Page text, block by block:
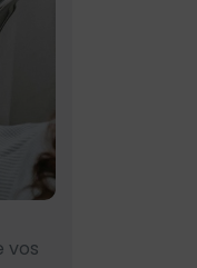
vos